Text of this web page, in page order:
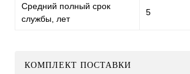
Средний полный срок
службы, лет
5
КОМПЛЕКТ ПОСТАВКИ